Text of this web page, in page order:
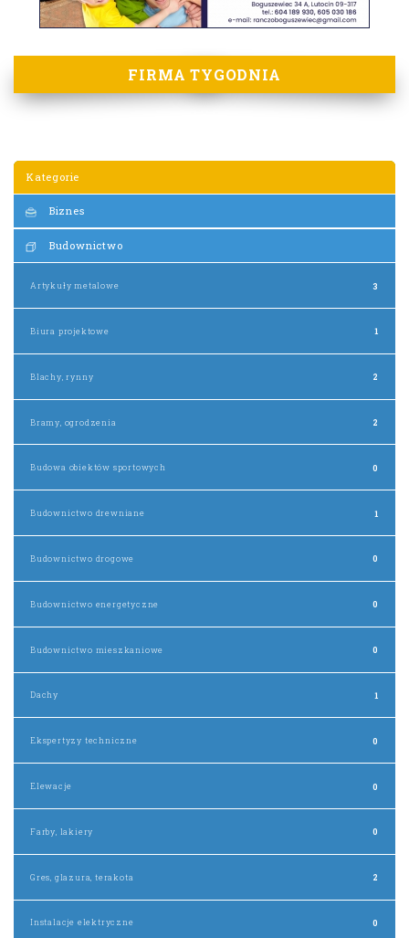
FIRMA TYGODNIA
Kategorie
Biznes
Budownictwo
Artykuły metalowe 3
Biura projektowe 1
Blachy, rynny 2
Bramy, ogrodzenia 2
Budowa obiektów sportowych 0
Budownictwo drewniane 1
Budownictwo drogowe 0
Budownictwo energetyczne 0
Budownictwo mieszkaniowe 0
Dachy 1
Ekspertyzy techniczne 0
Elewacje 0
Farby, lakiery 0
Gres, glazura, terakota 2
Instalacje elektryczne 0